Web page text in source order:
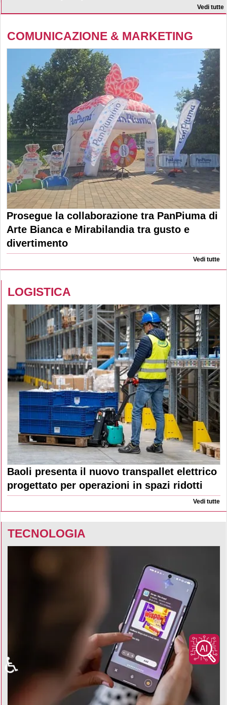
Vedi tutte
COMUNICAZIONE & MARKETING
Prosegue la collaborazione tra PanPiuma di
Arte Bianca e Mirabilandia tra gusto e
divertimento
Vedi tutte
LOGISTICA
Baoli presenta il nuovo transpallet elettrico
progettato per operazioni in spazi ridotti
Vedi tutte
TECNOLOGIA